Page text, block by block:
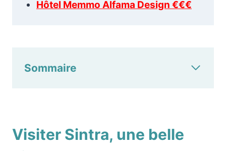
Hôtel Memmo Alfama Design €€€
Sommaire
Visiter Sintra, une belle